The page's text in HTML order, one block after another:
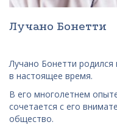
Лучано Бонетти
Лучано Бонетти родился
в настоящее время.
В его многолетнем
сочетается с его
общество.